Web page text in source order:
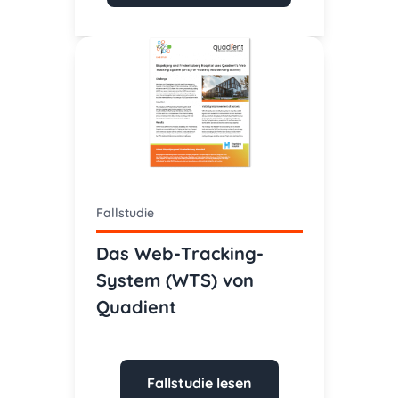
Fallstudie
Das Web-Tracking-
System (WTS) von
Quadient
Fallstudie lesen